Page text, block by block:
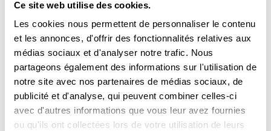
Ce site web utilise des cookies.
Les cookies nous permettent de personnaliser le contenu
et les annonces, d'offrir des fonctionnalités relatives aux
médias sociaux et d'analyser notre trafic. Nous
partageons également des informations sur l'utilisation de
notre site avec nos partenaires de médias sociaux, de
publicité et d'analyse, qui peuvent combiner celles-ci
avec d'autres informations que vous leur avez fournies
ou qu'ils ont collectées lors de votre utilisation de leurs